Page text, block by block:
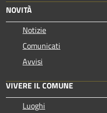
NOVITÀ
Notizie
Comunicati
Avvisi
VIVERE IL COMUNE
Luoghi